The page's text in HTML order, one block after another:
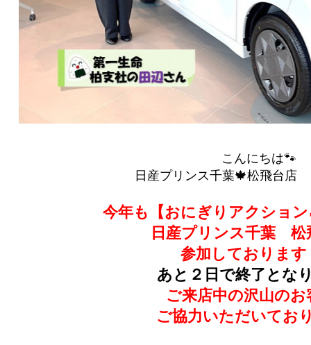
こんにちは🐾
日産プリンス千葉🍁松飛台店
今年も【おにぎりアクショ
日産プリンス千葉 松
参加しております
あと２日で終了とな
ご来店中の沢山のお
ご協力いただいてお